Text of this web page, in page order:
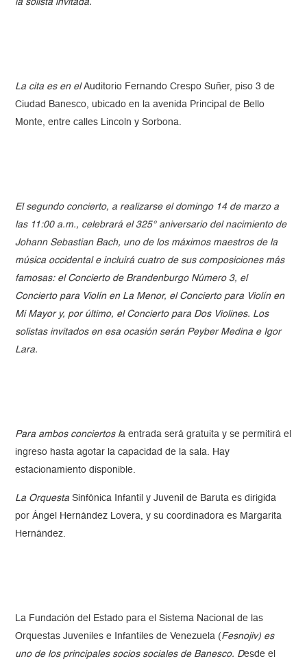
la solista invitada.
La cita es en elAuditorio Fernando Crespo Suñer, piso 3 de
Ciudad Banesco, ubicado en la avenida Principal de Bello
Monte, entre calles Lincoln y Sorbona.
El segundo concierto, a realizarse el domingo 14 de marzo a
las 11:00 a.m., celebrará el 325° aniversario del nacimiento de
Johann Sebastian Bach, uno de los máximos maestros de la
música occidental e incluirá cuatro de sus composiciones más
famosas: el Concierto de Brandenburgo Número 3, el
Concierto para Violín en La Menor, el Concierto para Violín en
Mi Mayor y, por último, el Concierto para Dos Violines. Los
solistas invitados en esa ocasión serán Peyber Medina e Igor
Lara.
Para ambos conciertos la entrada será gratuita y se permitirá el
ingreso hasta agotar la capacidad de la sala. Hay
estacionamiento disponible.
La OrquestaSinfónica Infantil y Juvenil de Baruta es dirigida
por Ángel Hernández Lovera, y su coordinadora es Margarita
Hernández.
La Fundación del Estado para el Sistema Nacional de las
Orquestas Juveniles e Infantiles de Venezuela (Fesnojiv) es
uno de los principales socios sociales de Banesco. Desde el